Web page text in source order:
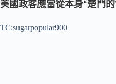
美國政客應當從本身“楚門
TC:sugarpopular900